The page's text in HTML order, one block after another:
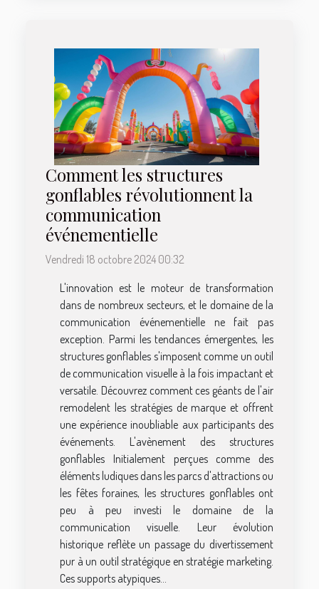
Comment les structures
gonflables révolutionnent la
communication
événementielle
Vendredi 18 octobre 2024 00:32
L'innovation est le moteur de transformation
dans de nombreux secteurs, et le domaine de la
communication événementielle ne fait pas
exception. Parmi les tendances émergentes, les
structures gonflables s'imposent comme un outil
de communication visuelle à la fois impactant et
versatile. Découvrez comment ces géants de l'air
remodelent les stratégies de marque et offrent
une expérience inoubliable aux participants des
événements. L'avènement des structures
gonflables Initialement perçues comme des
éléments ludiques dans les parcs d'attractions ou
les fêtes foraines, les structures gonflables ont
peu à peu investi le domaine de la
communication visuelle. Leur évolution
historique reflète un passage du divertissement
pur à un outil stratégique en stratégie marketing.
Ces supports atypiques...